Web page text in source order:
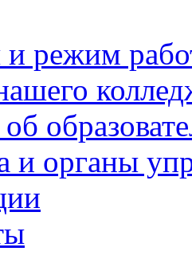
и режим
и органы